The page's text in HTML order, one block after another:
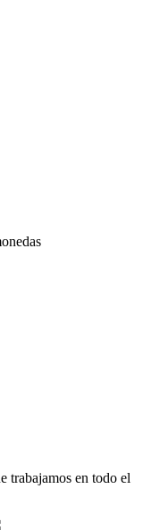
trabajamos en todo el